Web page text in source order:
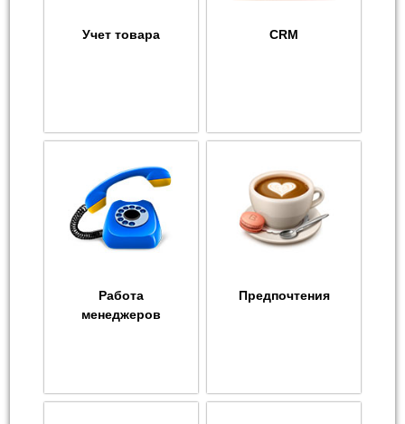
Учет товара CRM
Работа
менеджеров
Предпочтения